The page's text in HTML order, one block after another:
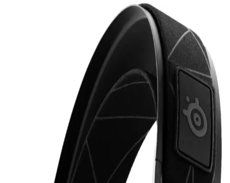
İş Görüşmeleri İçin Sony XM5 ve Bose
Kulaklıkların Performans ve Konfor Analizi
Sony XM5 ve Bose kulaklıklar, iş görüşmelerinde ses netliği,
mikrofon hassasiyeti ve konfor açısından değerlendirilir. Sony XM5,
mikrofon kalitesi ve aktif gürültü engelleme ile öne çıkar.
Günlük Hayatta En Çok Tercih Edilen Faydalı
Teknoloji Hediyeleri ve Kullanım Alanları
Günlük hayatta sık kullanılan teknoloji hediyeleri arasında
powerbankler, kablosuz kulaklıklar, akıllı ev ürünleri ve sağlık
teknolojileri öne çıkıyor. Bu ürünler, kullanıcıların rutinlerini
kolaylaştırıyor ve gerçek ihtiyaçlara çözüm sunuyor.
MOBAX Lila Bluetoothlu Işıklı Oyuncu Kulaklığı
Çocuklar ve Gençler İçin Şık ve Fonksiyonel